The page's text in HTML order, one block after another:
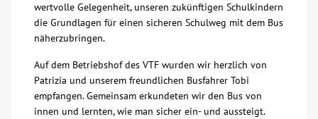
Über uns
Veranstaltungen
Spenden
wertvolle Gelegenheit, unseren zukünftigen Schulkindern
die Grundlagen für einen sicheren Schulweg mit dem Bus
näherzubringen.
Auf dem Betriebshof des VTF wurden wir herzlich von
Patrizia und unserem freundlichen Busfahrer Tobi
empfangen. Gemeinsam erkundeten wir den Bus von
innen und lernten, wie man sicher ein- und aussteigt.